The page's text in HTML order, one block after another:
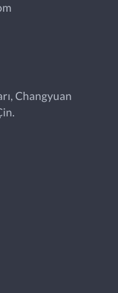
Changyuan